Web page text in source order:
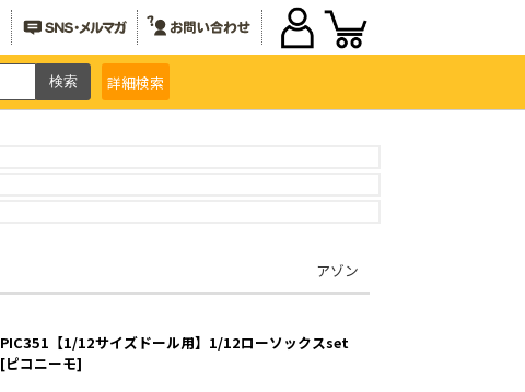
詳細検索
アゾン
PIC351【1/12サイズドール用】1/12ローソックスset
[ピコニーモ]